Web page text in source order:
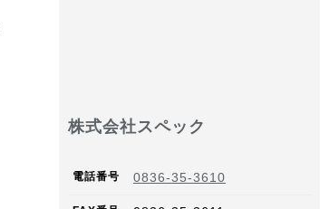
株式会社スペック
電話番号 0836-35-3610